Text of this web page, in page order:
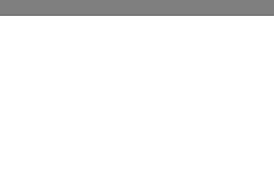
TEL: 664-028-239